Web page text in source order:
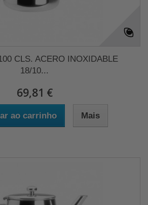
CLS. ACERO INOXIDABLE
18/10...
69,81 €
ao carrinho Mais